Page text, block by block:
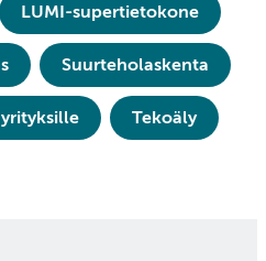
LUMI-supertietokone
Suurteholaskenta
Tekoäly